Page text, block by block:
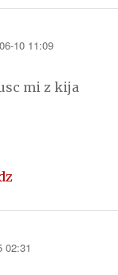
10 11:09
mi z kija
02:31